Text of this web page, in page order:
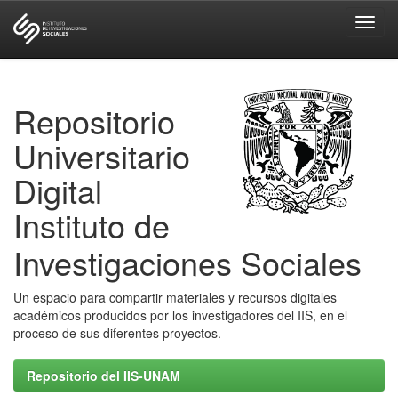
Repositorio
Universitario
Digital
Instituto de
Investigaciones Sociales
Un espacio para compartir materiales y recursos digitales
académicos producidos por los investigadores del IIS, en el
proceso de sus diferentes proyectos.
Repositorio del IIS-UNAM